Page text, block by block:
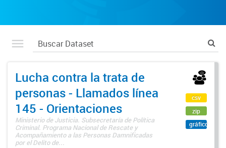
Lucha contra la trata de
personas - Llamados línea
145 - Orientaciones
Ministerio de Justicia. Subsecretaría de Política
Criminal. Programa Nacional de Rescate y
Acompañamiento a las Personas Damnificadas
por el Delito de...
csv
zip
gráfico